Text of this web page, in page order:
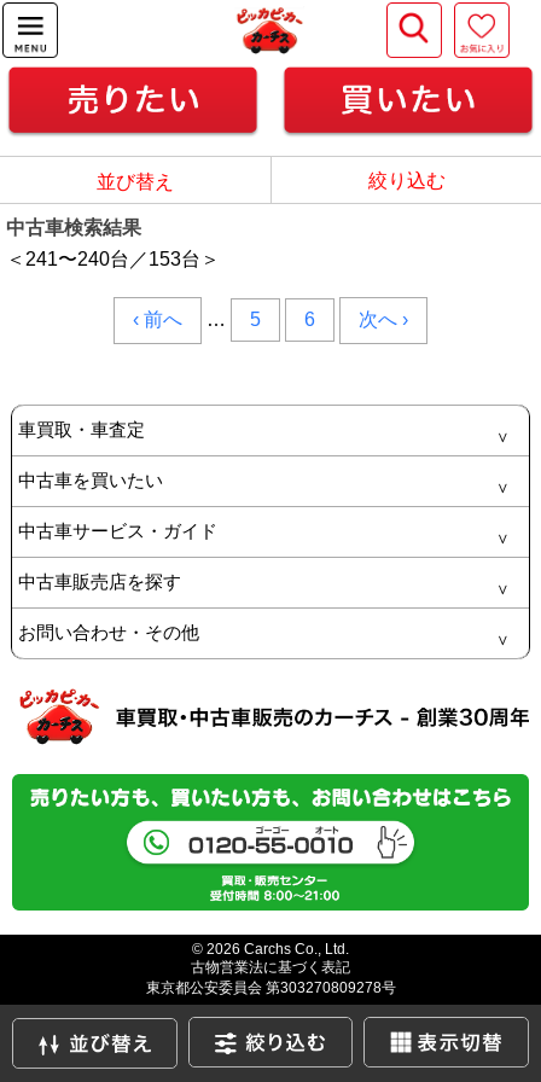
並び替え 絞り込む
中古車検索結果
＜241〜240台／153台＞
‹ 前へ … 5 6 次へ ›
車買取・車査定
中古車を買いたい
中古車サービス・ガイド
中古車販売店を探す
お問い合わせ・その他
© 2026 Carchs Co., Ltd.
古物営業法に基づく表記
東京都公安委員会 第303270809278号